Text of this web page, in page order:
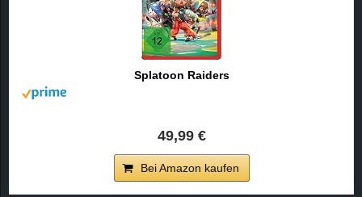
Splatoon Raiders
49,99 €
Bei Amazon kaufen